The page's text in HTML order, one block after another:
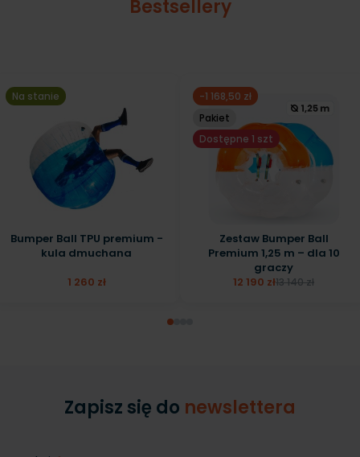
Bestsellery
Na stanie
Bumper Ball TPU premium -
kula dmuchana
1 260 zł
-1 168,50 zł
Pakiet
Dostępne 1 szt
Zestaw Bumper Ball
Premium 1,25 m – dla 10
graczy
12 190 zł13 140 zł
Zapisz się do newslettera